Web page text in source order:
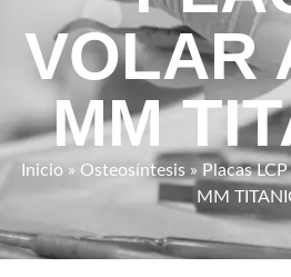
VOLAR
MM
Inicio » Osteosíntesis » Placas LCP
MM